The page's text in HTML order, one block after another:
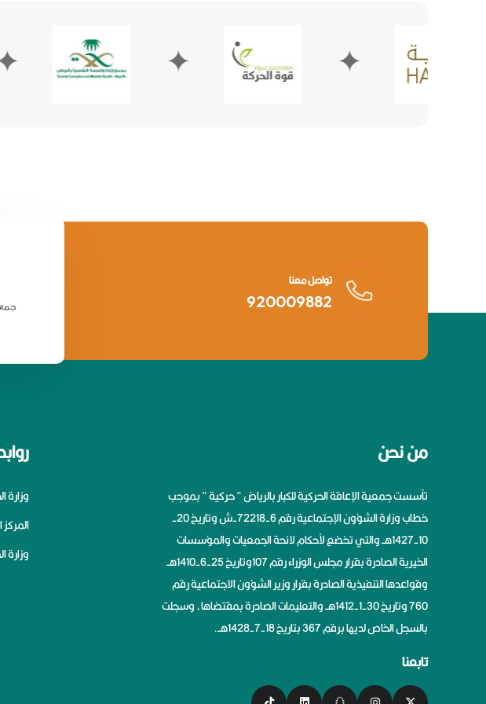
✦ ✦
تواصل معنا
920009882
من نحن
تأسست جمعية الإعاقة الحركية للكبار بالرياض ” حركية ” بموجب
خطاب وزارة الشؤون الإجتماعية رقم 6-72218-ش وتاريخ 20-
10-1427هــ والتي تخضع لأحكام لائحة الجمعيات والمؤسسات
الخيرية الصادرة بقرار مجلس الوزراء رقم 107وتاريخ 25-6-1410هــ
وقواعدها التنفيذية الصادرة بقرار وزير الشؤون الاجتماعية رقم
760 وتاريخ 30-1-1412هــ والتعليمات الصادرة بمقتضاها، وسجلت
بالسجل الخاص لديها برقم 367 بتاريخ 18-7-1428هــ.
تابعنا
وزارة
وزارة